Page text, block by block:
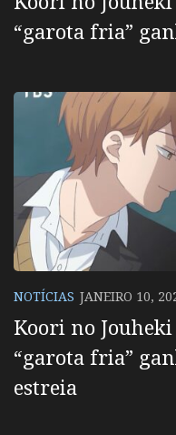
“garota fria”
NOTÍCIAS JANEIRO 10,
Koori no
“garota fria”
estreia